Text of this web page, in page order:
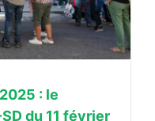
: le
du 11 février